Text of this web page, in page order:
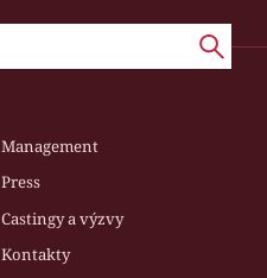
Management
Press
Castingy a výzvy
Kontakty